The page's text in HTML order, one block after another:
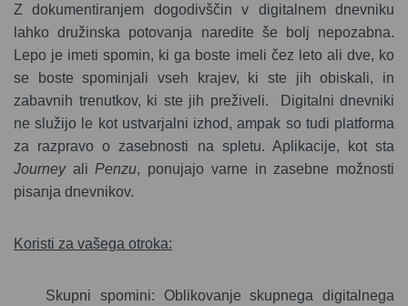
Z dokumentiranjem dogodivščin v digitalnem dnevniku
lahko družinska potovanja naredite še bolj nepozabna.
Lepo je imeti spomin, ki ga boste imeli čez leto ali dve, ko
se boste spominjali vseh krajev, ki ste jih obiskali, in
zabavnih trenutkov, ki ste jih preživeli.
Digitalni dnevniki
ne služijo le kot ustvarjalni izhod, ampak so tudi platforma
za razpravo o zasebnosti na spletu. Aplikacije, kot sta
Journey aliPenzu, ponujajo varne in zasebne možnosti
pisanja dnevnikov.
Koristi za vašega otroka:
Skupni spomini: Oblikovanje skupnega digitalnega